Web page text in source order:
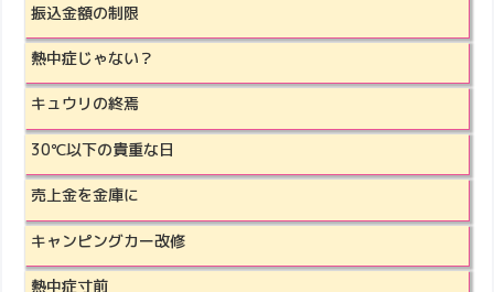
振込金額の制限
熱中症じゃない？
キュウリの終焉
30℃以下の貴重な日
売上金を金庫に
キャンピングカー改修
熱中症寸前